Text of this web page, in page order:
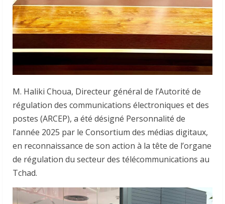
M. Haliki Choua, Directeur général de l’Autorité de
régulation des communications électroniques et des
postes (ARCEP), a été désigné Personnalité de
l’année 2025 par le Consortium des médias digitaux,
en reconnaissance de son action à la tête de l’organe
de régulation du secteur des télécommunications au
Tchad.